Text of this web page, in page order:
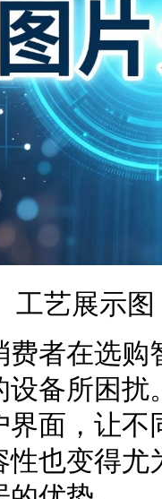
工艺展示
在选购
设备所困
界面，让
性也变得